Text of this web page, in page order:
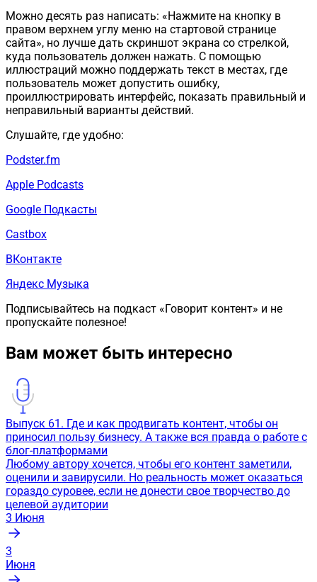
Можно десять раз написать: «Нажмите на кнопку в
правом верхнем углу меню на стартовой странице
сайта», но лучше дать скриншот экрана со стрелкой,
куда пользователь должен нажать. С помощью
иллюстраций можно поддержать текст в местах, где
пользователь может допустить ошибку,
проиллюстрировать интерфейс, показать правильный и
неправильный варианты действий.
Слушайте, где удобно:
Podster.fm
Apple Podcasts
Google Подкасты
Castbox
ВКонтакте
Яндекс Музыка
Подписывайтесь на подкаст «Говорит контент» и не
пропускайте полезное!
Вам может быть интересно
Выпуск 61. Где и как продвигать контент, чтобы он
приносил пользу бизнесу. А также вся правда о работе с
блог-платформами
Любому автору хочется, чтобы его контент заметили,
оценили и завирусили. Но реальность может оказаться
гораздо суровее, если не донести свое творчество до
целевой аудитории
3 Июня
3
Июня